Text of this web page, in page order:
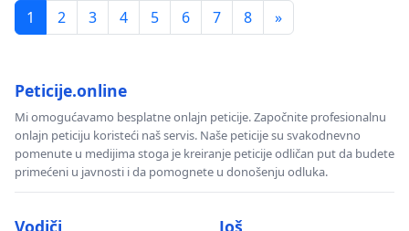
1
2 3 4 5 6 7 8 »
Peticije.online
Mi omogućavamo besplatne onlajn peticije. Započnite profesionalnu
onlajn peticiju koristeći naš servis. Naše peticije su svakodnevno
pomenute u medijima stoga je kreiranje peticije odličan put da budete
primećeni u javnosti i da pomognete u donošenju odluka.
Vodiči Još